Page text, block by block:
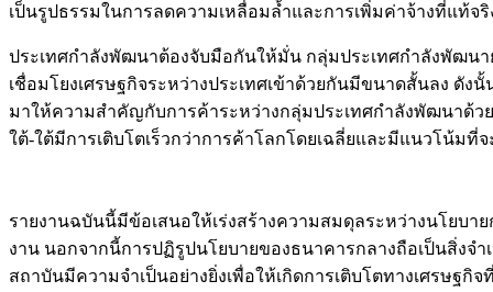
เป็นรูปธรรมในการลดความเหลื่อมล้ำและการเพิ่มค่าจ้างที่แท้จริง
ประเทศกำลังพัฒนาต้องจับมือกันให้มั่น กลุ่มประเทศกำลังพัฒน
เชื่อมโยงเศรษฐกิจระหว่างประเทศเข้าด้วยกันมีขนาดสั้นลง ดั
มาให้ความสำคัญกับการค้าระหว่างกลุ่มประเทศกำลังพัฒนาด้วย
ใต้-ใต้มีการเติบโตเร็วกว่าการค้าโลกโดยเฉลี่ยและมีแนวโน้มที่
รายงานฉบันนี้มีข้อเสนอให้เร่งสร้างความสมดุลระหว่างนโยบา
งาน นอกจากนี้การปฏิรูปนโยบายของธนาคารกลางถือเป็นสิ่งจำ
สถาบันมีความจำเป็นอย่างยิ่งเพื่อให้เกิดการเติบโตทางเศรษฐกิจ